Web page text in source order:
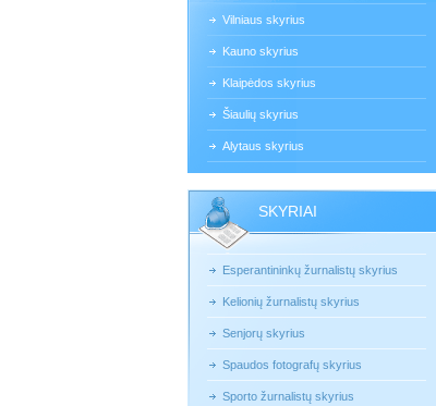
Vilniaus skyrius
Kauno skyrius
Klaipėdos skyrius
Šiaulių skyrius
Alytaus skyrius
SKYRIAI
Esperantininkų žurnalistų skyrius
Kelionių žurnalistų skyrius
Senjorų skyrius
Spaudos fotografų skyrius
Sporto žurnalistų skyrius